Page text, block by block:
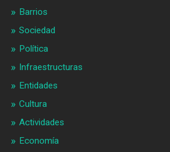
Barrios
Sociedad
Política
Infraestructuras
Entidades
Cultura
Actividades
Economía